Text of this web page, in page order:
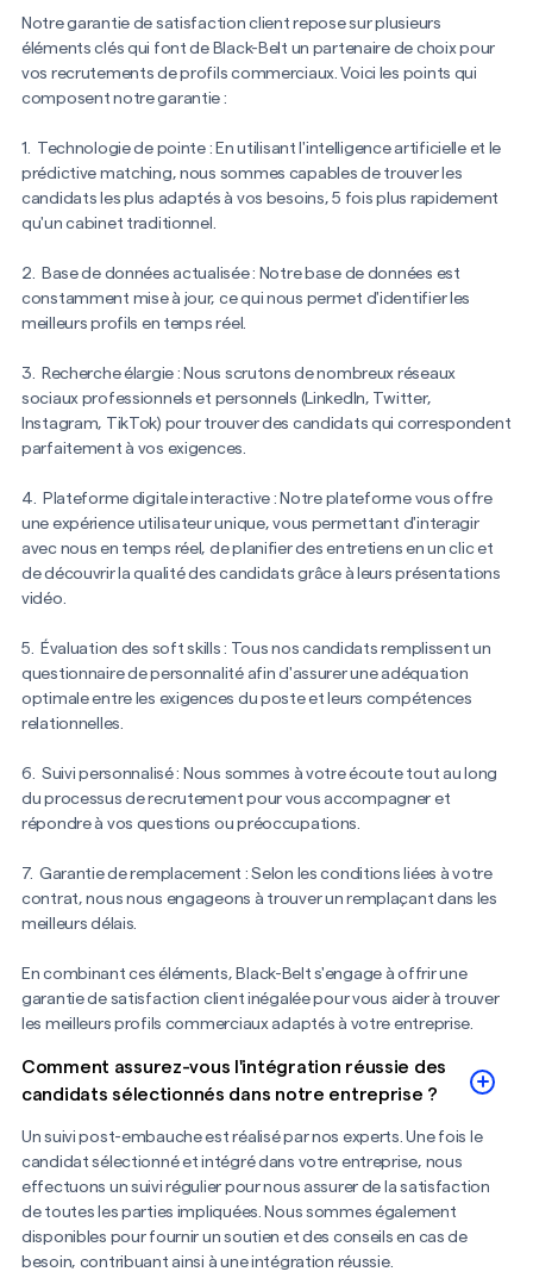
Notre garantie de satisfaction client repose sur plusieurs
éléments clés qui font de Black-Belt un partenaire de choix pour
vos recrutements de profils commerciaux. Voici les points qui
composent notre garantie :
1. Technologie de pointe : En utilisant l'intelligence artificielle et le
prédictive matching, nous sommes capables de trouver les
candidats les plus adaptés à vos besoins, 5 fois plus rapidement
qu'un cabinet traditionnel.
2. Base de données actualisée : Notre base de données est
constamment mise à jour, ce qui nous permet d'identifier les
meilleurs profils en temps réel.
3. Recherche élargie : Nous scrutons de nombreux réseaux
sociaux professionnels et personnels (LinkedIn, Twitter,
Instagram, TikTok) pour trouver des candidats qui correspondent
parfaitement à vos exigences.
4. Plateforme digitale interactive : Notre plateforme vous offre
une expérience utilisateur unique, vous permettant d'interagir
avec nous en temps réel, de planifier des entretiens en un clic et
de découvrir la qualité des candidats grâce à leurs présentations
vidéo.
5. Évaluation des soft skills : Tous nos candidats remplissent un
questionnaire de personnalité afin d'assurer une adéquation
optimale entre les exigences du poste et leurs compétences
relationnelles.
6. Suivi personnalisé : Nous sommes à votre écoute tout au long
du processus de recrutement pour vous accompagner et
répondre à vos questions ou préoccupations.
7. Garantie de remplacement : Selon les conditions liées à votre
contrat, nous nous engageons à trouver un remplaçant dans les
meilleurs délais.
En combinant ces éléments, Black-Belt s'engage à offrir une
garantie de satisfaction client inégalée pour vous aider à trouver
les meilleurs profils commerciaux adaptés à votre entreprise.
Comment assurez-vous l'intégration réussie des
candidats sélectionnés dans notre entreprise ?
Un suivi post-embauche est réalisé par nos experts. Une fois le
candidat sélectionné et intégré dans votre entreprise, nous
effectuons un suivi régulier pour nous assurer de la satisfaction
de toutes les parties impliquées. Nous sommes également
disponibles pour fournir un soutien et des conseils en cas de
besoin, contribuant ainsi à une intégration réussie.